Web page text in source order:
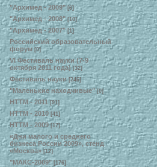
"Архимед - 2009" [6]
"Архимед - 2008" [10]
"Архимед - 2007" [1]
Российский образовательный
форум [0]
VI Фестиваль науки (7-9
октября 2011 года) [32]
Фестиваль науки [246]
"Маленькие находчивые" [0]
НТТМ - 2011 [91]
НТТМ - 2010 [41]
НТТМ - 2009 [17]
«Дни малого и среднего
бизнеса России 2009», стенд
«Москва» [12]
"МАКС-2009" [176]